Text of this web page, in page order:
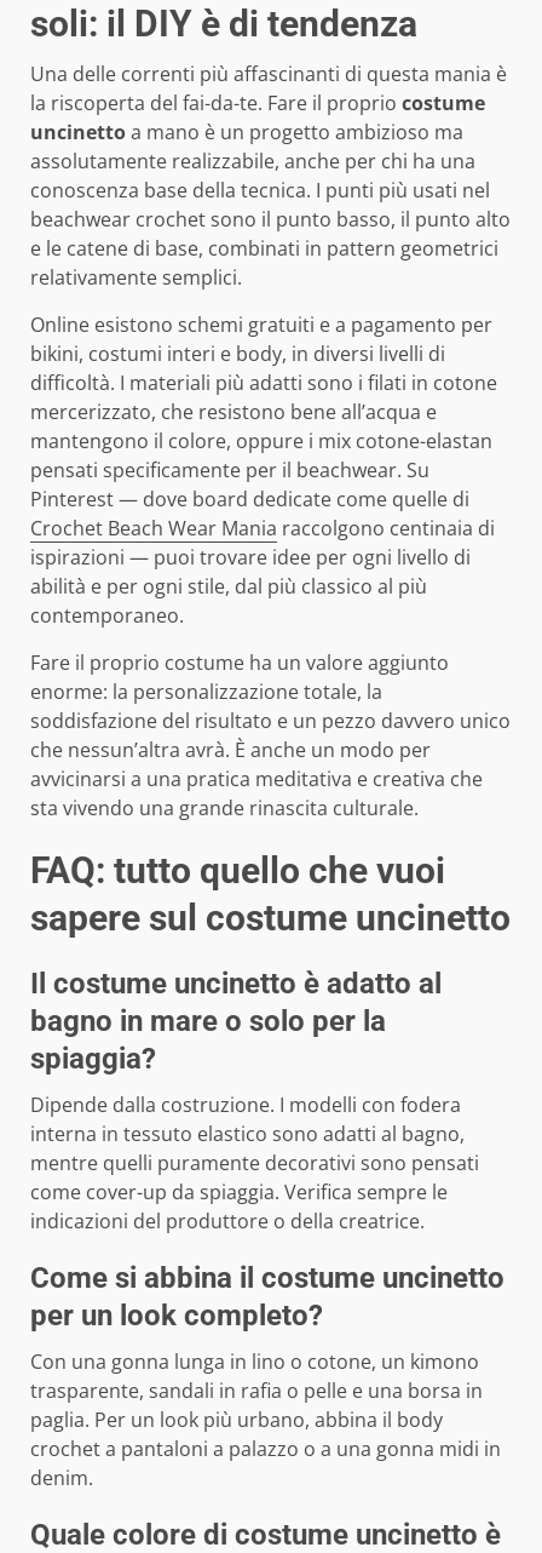
soli: il DIY è di tendenza
Una delle correnti più affascinanti di questa mania è
la riscoperta del fai-da-te. Fare il proprio costume
uncinettoa mano è un progetto ambizioso ma
assolutamente realizzabile, anche per chi ha una
conoscenza base della tecnica. I punti più usati nel
beachwear crochet sono il punto basso, il punto alto
e le catene di base, combinati in pattern geometrici
relativamente semplici.
Online esistono schemi gratuiti e a pagamento per
bikini, costumi interi e body, in diversi livelli di
difficoltà. I materiali più adatti sono i filati in cotone
mercerizzato, che resistono bene all’acqua e
mantengono il colore, oppure i mix cotone-elastan
pensati specificamente per il beachwear. Su
Pinterest — dove board dedicate come quelle di
Crochet Beach Wear Mania raccolgono centinaia di
ispirazioni — puoi trovare idee per ogni livello di
abilità e per ogni stile, dal più classico al più
contemporaneo.
Fare il proprio costume ha un valore aggiunto
enorme: la personalizzazione totale, la
soddisfazione del risultato e un pezzo davvero unico
che nessun’altra avrà. È anche un modo per
avvicinarsi a una pratica meditativa e creativa che
sta vivendo una grande rinascita culturale.
FAQ: tutto quello che vuoi
sapere sul costume uncinetto
Il costume uncinetto è adatto al
bagno in mare o solo per la
spiaggia?
Dipende dalla costruzione. I modelli con fodera
interna in tessuto elastico sono adatti al bagno,
mentre quelli puramente decorativi sono pensati
come cover-up da spiaggia. Verifica sempre le
indicazioni del produttore o della creatrice.
Come si abbina il costume uncinetto
per un look completo?
Con una gonna lunga in lino o cotone, un kimono
trasparente, sandali in rafia o pelle e una borsa in
paglia. Per un look più urbano, abbina il body
crochet a pantaloni a palazzo o a una gonna midi in
denim.
Quale colore di costume uncinetto è